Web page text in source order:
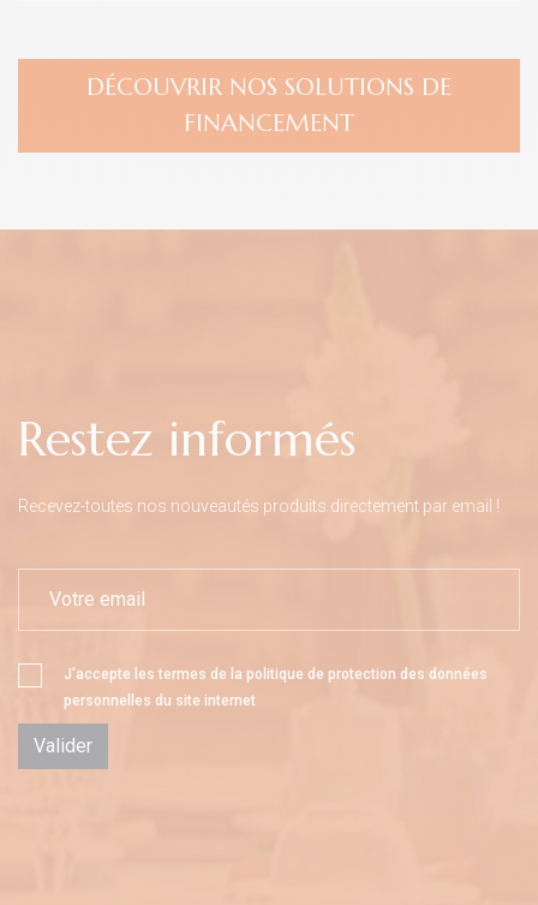
DÉCOUVRIR NOS SOLUTIONS DE
FINANCEMENT
Restez informés
Recevez-toutes nos nouveautés produits directement par email !
J'accepte les termes de la politique de protection des données
personnelles du site internet
Valider